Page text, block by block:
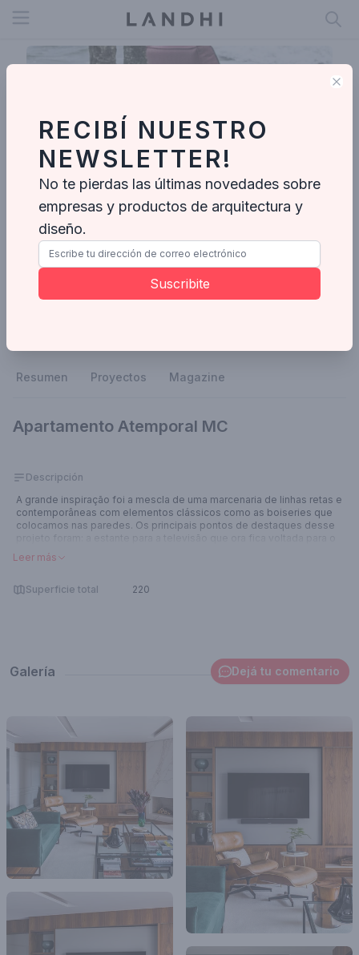
Open menu
Vivi Cirello
Enviar mensaje
Resumen Proyectos Magazine
Apartamento Atemporal MC
Descripción
A grande inspiração foi a mescla de uma marcenaria de linhas retas e
contemporâneas com elementos clássicos como as boiseries que
colocamos nas paredes. Os principais pontos de destaques desse
living e ora fica voltada para o home theater e o escritório do cliente
que colocamos na varanda. Foi um desafio encontrar um ambiente que
de plantas e assim a solução de fazer seu escritório na varanda foi
Leer más
Superficie total 220
Galería Dejá tu comentario
RECIBÍ NUESTRO
NEWSLETTER!
No te pierdas las últimas novedades sobre
empresas y productos de arquitectura y
diseño.
Suscribite